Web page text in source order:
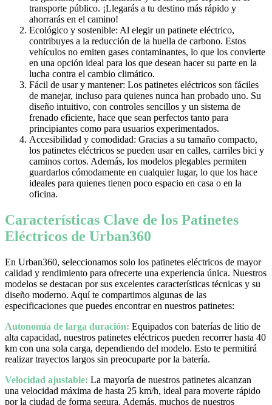
transporte público. ¡Llegarás a tu destino más rápido y
ahorrarás en el camino!
Ecológico y sostenible: Al elegir un patinete eléctrico,
contribuyes a la reducción de la huella de carbono. Estos
vehículos no emiten gases contaminantes, lo que los convierte
en una opción ideal para los que desean hacer su parte en la
lucha contra el cambio climático.
Fácil de usar y mantener: Los patinetes eléctricos son fáciles
de manejar, incluso para quienes nunca han probado uno. Su
diseño intuitivo, con controles sencillos y un sistema de
frenado eficiente, hace que sean perfectos tanto para
principiantes como para usuarios experimentados.
Accesibilidad y comodidad: Gracias a su tamaño compacto,
los patinetes eléctricos se pueden usar en calles, carriles bici y
caminos cortos. Además, los modelos plegables permiten
guardarlos cómodamente en cualquier lugar, lo que los hace
ideales para quienes tienen poco espacio en casa o en la
oficina.
Características Clave de los Patinetes
Eléctricos de Urban360
En Urban360, seleccionamos solo los patinetes eléctricos de mayor
calidad y rendimiento para ofrecerte una experiencia única. Nuestros
modelos se destacan por sus excelentes características técnicas y su
diseño moderno. Aquí te compartimos algunas de las
especificaciones que puedes encontrar en nuestros patinetes:
Autonomía de larga duración: Equipados con baterías de litio de
alta capacidad, nuestros patinetes eléctricos pueden recorrer hasta 40
km con una sola carga, dependiendo del modelo. Esto te permitirá
realizar trayectos largos sin preocuparte por la batería.
Velocidad ajustable: La mayoría de nuestros patinetes alcanzan
una velocidad máxima de hasta 25 km/h, ideal para moverte rápido
por la ciudad de forma segura. Además, muchos de nuestros